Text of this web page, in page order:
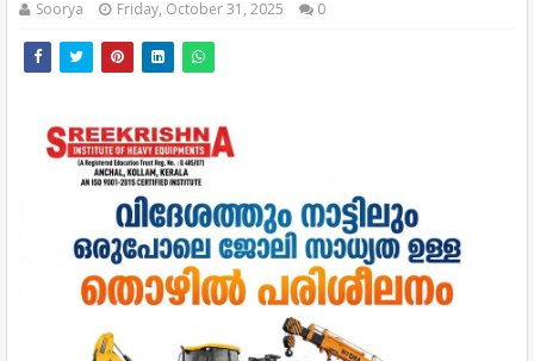
Soorya Friday, October 31, 2025 0